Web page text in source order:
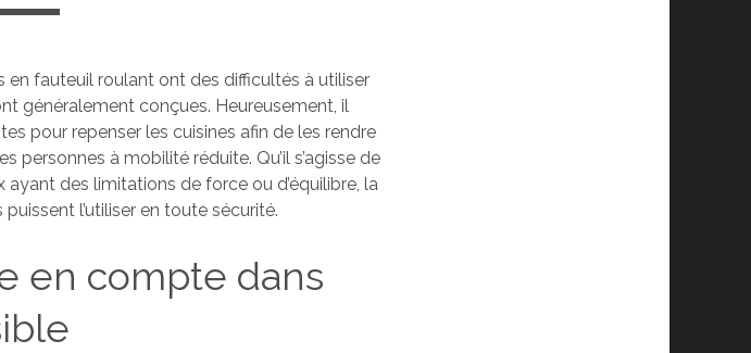
en fauteuil roulant ont des difficultés à utiliser
généralement conçues. Heureusement, il
pour repenser les cuisines afin de les rendre
personnes à mobilité réduite. Qu’il s’agisse de
des limitations de force ou d’équilibre, la
l’utiliser en toute sécurité.
en compte dans